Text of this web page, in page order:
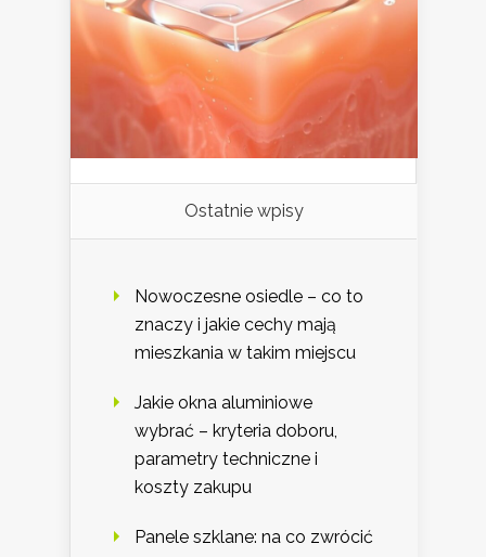
Ostatnie wpisy
Nowoczesne osiedle – co to
znaczy i jakie cechy mają
mieszkania w takim miejscu
Jakie okna aluminiowe
wybrać – kryteria doboru,
parametry techniczne i
koszty zakupu
Panele szklane: na co zwrócić